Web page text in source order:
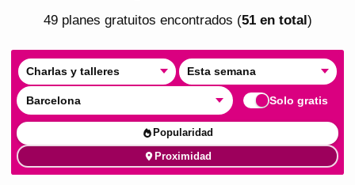
49planes gratuitos encontrados (51en total )
Charlas y talleres Esta semana
Barcelona Solo gratis
Popularidad
Proximidad